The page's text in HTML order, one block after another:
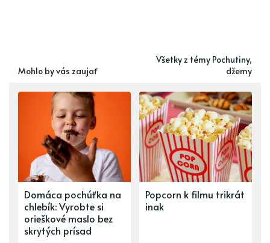
Mohlo by vás zaujať
Všetky z témy Pochutiny,
džemy
Domáca pochúťka na
chlebík: Vyrobte si
orieškové maslo bez
skrytých prísad
Popcorn k filmu trikrát
inak